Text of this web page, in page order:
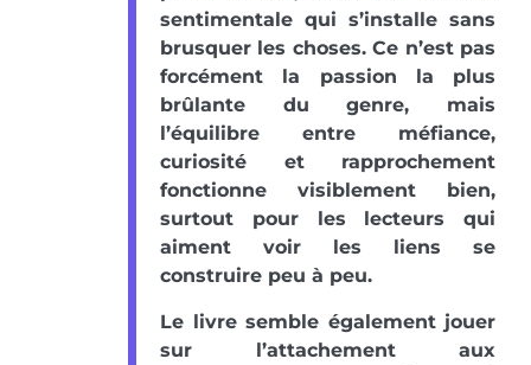
sentimentale qui s’installe sans
brusquer les choses. Ce n’est pas
forcément la passion la plus
brûlante du genre, mais
l’équilibre entre méfiance,
curiosité et rapprochement
fonctionne visiblement bien,
surtout pour les lecteurs qui
aiment voir les liens se
construire peu à peu.
Le livre semble également jouer
sur l’attachement aux